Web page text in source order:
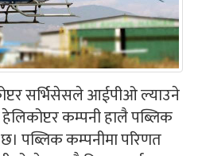
सर्भिसेसले आईपीओ ल्याउने
कम्पनी हालै पब्लिक
पब्लिक कम्पनीमा परिणत